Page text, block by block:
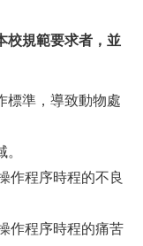
校規範要求者，並
標準，導致動物處
作程序時程的不良
作程序時程的痛苦